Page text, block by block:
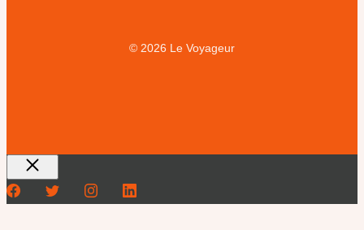
© 2026 Le Voyageur
Fermer